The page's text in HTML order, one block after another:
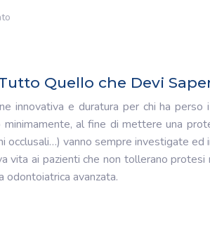
Quello che Devi
innovativa e duratura per chi ha
al fine di mettere una
vanno sempre investigate
vita ai pazienti che non tollerano
avanzata.